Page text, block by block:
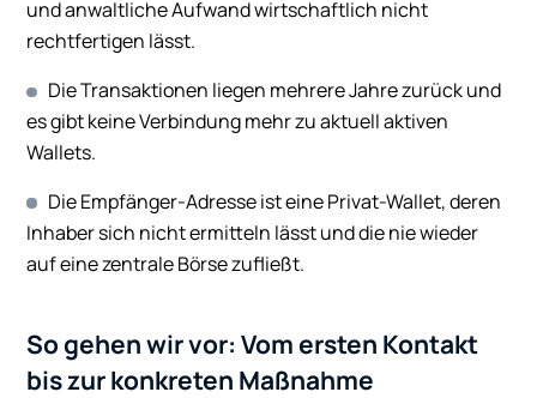
und anwaltliche Aufwand wirtschaftlich nicht
rechtfertigen lässt.
Die Transaktionen liegen mehrere Jahre zurück und
es gibt keine Verbindung mehr zu aktuell aktiven
Wallets.
Die Empfänger-Adresse ist eine Privat-Wallet, deren
Inhaber sich nicht ermitteln lässt und die nie wieder
auf eine zentrale Börse zufließt.
So gehen wir vor: Vom ersten Kontakt
bis zur konkreten Maßnahme